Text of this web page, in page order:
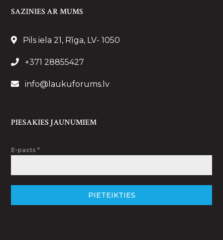
SAZINIES AR MUMS
Pils iela 21, Rīga, LV- 1050
+371 28855427
info@laukuforums.lv
PIESAKIES JAUNUMIEM
E-pasts*
PIETEIKTIES